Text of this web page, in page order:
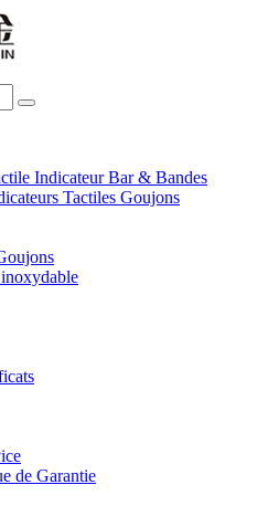
Indicateur Bar & Bandes
Tactiles Goujons
de Garantie